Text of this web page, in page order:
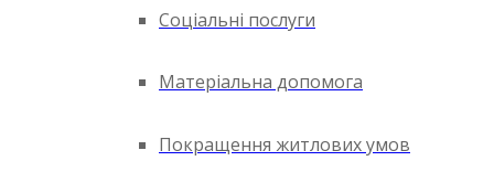
Соціальні послуги
Матеріальна допомога
Покращення житлових умов